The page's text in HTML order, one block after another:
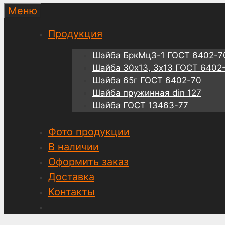
Меню
Продукция
Шайба БркМц3-1 ГОСТ 6402-
Шайба 30х13, 3х13 ГОСТ
Шайба 65г ГОСТ 6402-70
Шайба пружинная din 127
Шайба ГОСТ 13463-77
Фото продукции
В наличии
Оформить заказ
Доставка
Контакты